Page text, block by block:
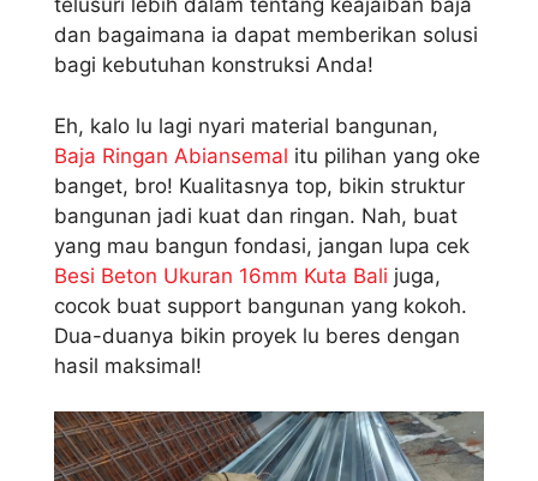
telusuri lebih dalam tentang keajaiban baja
dan bagaimana ia dapat memberikan solusi
bagi kebutuhan konstruksi Anda!
Eh, kalo lu lagi nyari material bangunan,
Baja Ringan Abiansemal itu pilihan yang oke
banget, bro! Kualitasnya top, bikin struktur
bangunan jadi kuat dan ringan. Nah, buat
yang mau bangun fondasi, jangan lupa cek
Besi Beton Ukuran 16mm Kuta Bali juga,
cocok buat support bangunan yang kokoh.
Dua-duanya bikin proyek lu beres dengan
hasil maksimal!